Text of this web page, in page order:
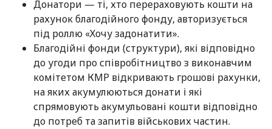
Донатори — ті, хто перераховують кошти на
рахунок благодійного фонду, авторизується
під роллю «Хочу задонатити».
Благодійні фонди (структури), які відповідно
до угоди про співробітництво з виконавчим
комітетом КМР відкривають грошові рахунки,
на яких акумулюються донати і які
спрямовують акумульовані кошти відповідно
до потреб та запитів військових частин.